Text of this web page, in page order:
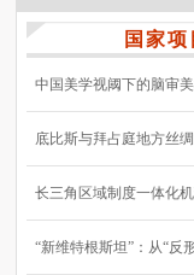
国家
中国美学视阈下的脑审
底比斯与拜占庭地方丝
长三角区域制度一体化
“新维特根斯坦”：从“反